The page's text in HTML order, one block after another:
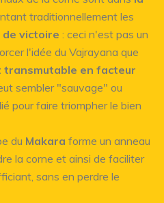
traditionnellement les
victoire : ceci n'est pas un
l'idée du Vajrayana que
en facteur
sembler "sauvage" ou
pour faire triompher le bien
du Makara forme un anneau
la corne et ainsi de faciliter
sans en perdre le